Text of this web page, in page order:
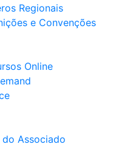
Regionais
e Convenções
Online
do Associado